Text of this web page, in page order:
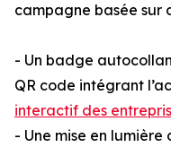
campagne basée sur
- Un badge
QR code intégrant
interactif des
- Une mise en